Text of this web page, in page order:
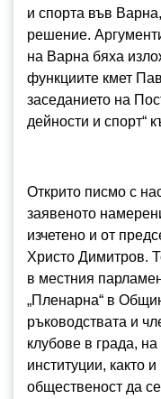
и спорта във
решение.
на Варна бяха
функциите кмет
заседанието на
дейности и спорт“
Открито писмо с
заявеното
изчетено и от
Христо Димитров.
в местния
„Пленарна“ в
ръководствата и
клубове в града,
институции, както
общественост да